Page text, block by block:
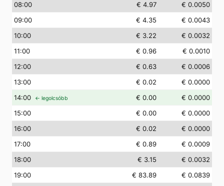
08:00 € 4.97
€ 0.0050
09:00 € 4.35
€ 0.0043
10:00 € 3.22
€ 0.0032
11:00 € 0.96
€ 0.0010
12:00 € 0.63
€ 0.0006
13:00 € 0.02
€ 0.0000
14:00 ← legolcsóbb € 0.00
€ 0.0000
15:00 € 0.00
€ 0.0000
16:00 € 0.02
€ 0.0000
17:00 € 0.89
€ 0.0009
18:00 € 3.15
€ 0.0032
19:00 € 83.89
€ 0.0839